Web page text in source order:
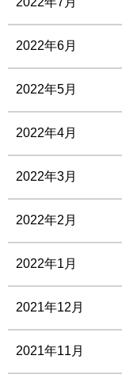
2022年6月
2022年5月
2022年4月
2022年3月
2022年2月
2022年1月
2021年12月
2021年11月